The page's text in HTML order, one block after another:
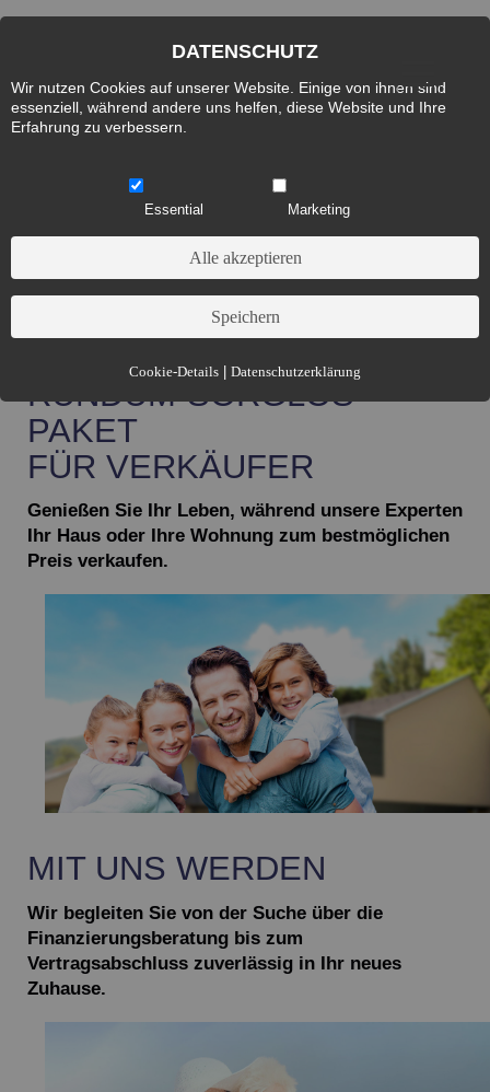
RUNDUM-SORGLOS-
PAKET
FÜR VERKÄUFER
Genießen Sie Ihr Leben, während unsere Experten
Ihr Haus oder Ihre Wohnung zum bestmöglichen
Preis verkaufen.
MIT UNS WERDEN
Wir begleiten Sie von der Suche über die
Finanzierungsberatung bis zum
Vertragsabschluss zuverlässig in Ihr neues
Zuhause.
DATENSCHUTZ
Wir nutzen Cookies auf unserer Website. Einige von ihnen sind
essenziell, während andere uns helfen, diese Website und Ihre
Erfahrung zu verbessern.
Essential Marketing
Essential (3)
Name:
Cookie Hinweis
Zweck:
Cookies:
allowCookie
Name:
Session
Zweck:
Speichert die aktuelle Session des Besuchers
Laufzeit:
Dauer der Browsersitzung
Speichert die Auflösung des Browserfensters
resolution
Dauer der Browsersitzung
Marketing (0)
Cookie-Details Datenschutzerklärung